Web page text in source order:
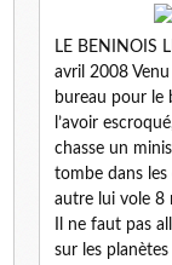
LE BENINOIS
avril 2008
bureau pour le
l’avoir
chasse un
tombe dans les
autre lui vole 8
Il ne faut pas
sur les